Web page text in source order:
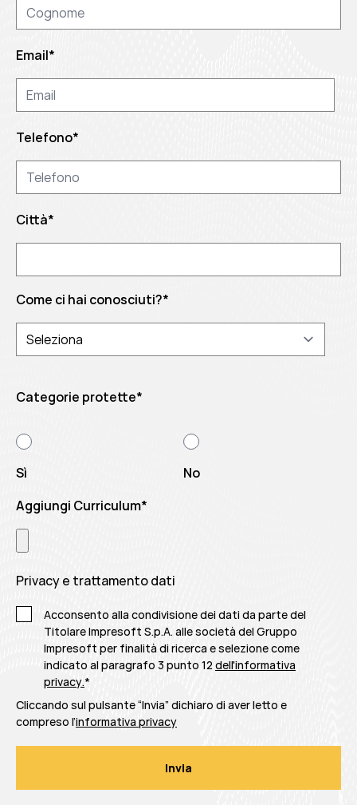
Email*
Telefono*
Città*
Come ci hai conosciuti?*
Categorie protette*
Sì
No
Aggiungi Curriculum*
Privacy e trattamento dati
Acconsento alla condivisione dei dati da parte del
Titolare Impresoft S.p.A. alle società del Gruppo
Impresoft per finalità di ricerca e selezione come
indicato al paragrafo 3 punto 12 dell'informativa
privacy.*
Cliccando sul pulsante “Invia” dichiaro di aver letto e
compreso l’informativa privacy